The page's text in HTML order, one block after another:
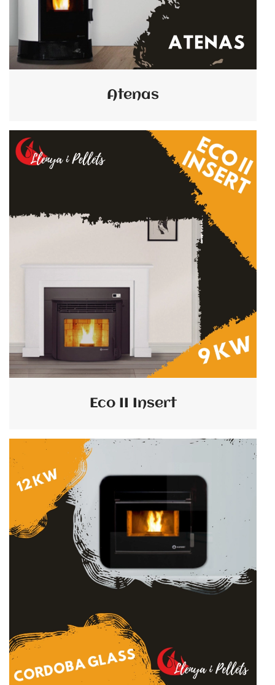
Atenas
Eco II Insert